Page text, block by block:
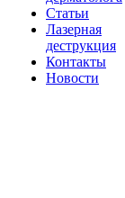
Статьи
Лазерная
деструкция
Контакты
Новости